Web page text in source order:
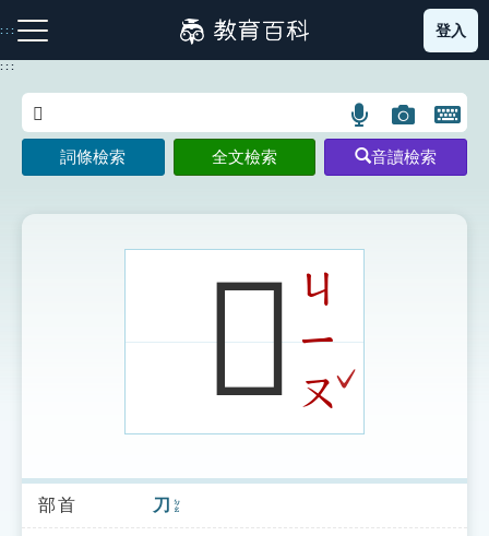
到
主
:::
注音索引圖示 筆畫索引圖示 部首索引表圖示
索引選單
登入
:::
語
言
搜
示
圖
片
搜
開
鍵
圖
詞條檢索 全文檢索 音讀檢索
𠞎 ㄐ
ㄧ
ㄡ
ˇ
部首 刀 ㄉㄠ